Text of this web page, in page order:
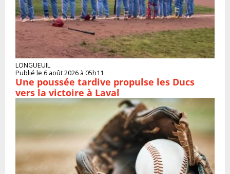
LONGUEUIL
Publié le 6 août 2026 à 05h11
Une poussée tardive propulse les Ducs
vers la victoire à Laval